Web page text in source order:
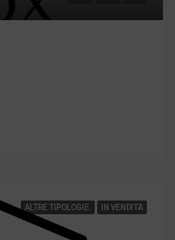
ALTRE TIPOLOGIE IN VENDITA